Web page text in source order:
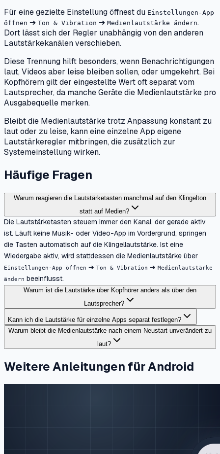
Für eine gezielte Einstellung öffnest du Einstellungen-App
öffnen ➔ Ton & Vibration ➔ Medienlautstärke ändern.
Dort lässt sich der Regler unabhängig von den anderen
Lautstärkekanälen verschieben.
Diese Trennung hilft besonders, wenn Benachrichtigungen
laut, Videos aber leise bleiben sollen, oder umgekehrt. Bei
Kopfhörern gilt der eingestellte Wert oft separat vom
Lautsprecher, da manche Geräte die Medienlautstärke pro
Ausgabequelle merken.
Bleibt die Medienlautstärke trotz Anpassung konstant zu
laut oder zu leise, kann eine einzelne App eigene
Lautstärkeregler mitbringen, die zusätzlich zur
Systemeinstellung wirken.
Häufige Fragen
Warum reagieren die Lautstärketasten manchmal auf den Klingelton
statt auf Medien?
Die Lautstärketasten steuern immer den Kanal, der gerade aktiv
ist. Läuft keine Musik- oder Video-App im Vordergrund, springen
die Tasten automatisch auf die Klingellautstärke. Ist eine
Wiedergabe aktiv, wird stattdessen die Medienlautstärke über
Einstellungen-App öffnen ➔ Ton & Vibration ➔ Medienlautstärke
ändern beeinflusst.
Warum ist die Lautstärke über Kopfhörer anders als über den
Lautsprecher?
Kann ich die Lautstärke für einzelne Apps separat festlegen?
Warum bleibt die Medienlautstärke nach einem Neustart unverändert zu
laut?
Weitere Anleitungen für Android